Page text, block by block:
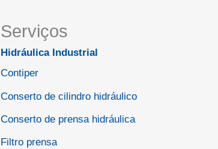
Serviços
Hidráulica Industrial
Contiper
Conserto de cilindro hidráulico
Conserto de prensa hidráulica
Filtro prensa